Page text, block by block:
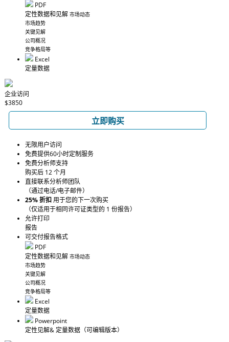
PDF
定性数据和见解 市场动态
市场趋势
关键见解
公司概况
竞争格局等
Excel
定量数据
企业访问
$3850
立即购买
无限用户访问
免费提供60小时定制服务
免费分析师支持
购买后 12 个月
直接联系分析师团队
（通过电话/电子邮件）
25% 折扣用于您的下一次购买
（仅适用于相同许可证类型的 1 份报告）
允许打印
报告
可交付报告格式
PDF
定性数据和见解 市场动态
市场趋势
关键见解
公司概况
竞争格局等
Excel
定量数据
Powerpoint
定性见解& 定量数据 （可编辑版本）